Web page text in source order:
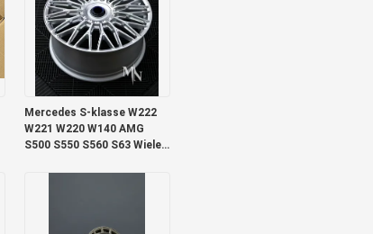
Mercedes S-klasse W222
W221 W220 W140 AMG
S500 S550 S560 S63 Wielen